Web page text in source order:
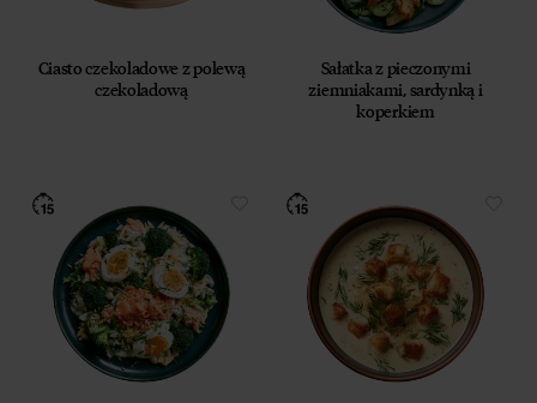
Ciasto czekoladowe z polewą
czekoladową
Sałatka z pieczonymi
ziemniakami, sardynką i
koperkiem